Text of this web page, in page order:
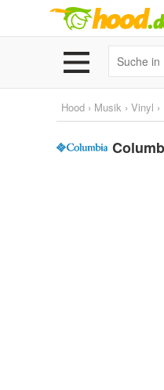
Hood › Musik › Vinyl ›